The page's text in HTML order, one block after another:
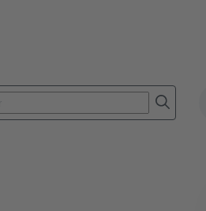
Printplaat-naar-printplaat connectoren